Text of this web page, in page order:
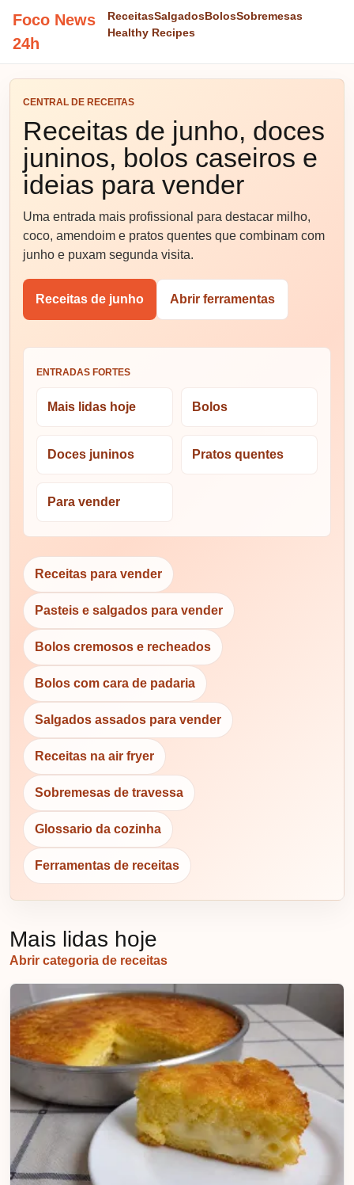
Foco News
24h
ReceitasSalgadosBolosSobremesas
Healthy Recipes
CENTRAL DE RECEITAS
Receitas de junho, doces
juninos, bolos caseiros e
ideias para vender
Uma entrada mais profissional para destacar milho,
coco, amendoim e pratos quentes que combinam com
junho e puxam segunda visita.
Receitas de junho Abrir ferramentas
ENTRADAS FORTES
Mais lidas hoje Bolos
Doces juninos Pratos quentes
Para vender
Receitas para vender
Pasteis e salgados para vender
Bolos cremosos e recheados
Bolos com cara de padaria
Salgados assados para vender
Receitas na air fryer
Sobremesas de travessa
Glossario da cozinha
Ferramentas de receitas
Mais lidas hoje
Abrir categoria de receitas